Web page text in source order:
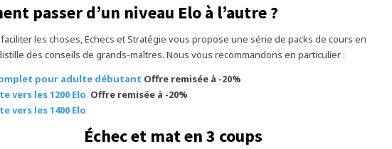
passer d’un niveau Elo à l’autre ?
les choses, Echecs et Stratégie vous propose une série de packs de cours en
des conseils de grands-maîtres. Nous vous recommandons en particulier :
pour adulte débutant Offre remisée à -20%
vers les 1200 Elo Offre remisée à -20%
vers les 1400 Elo
Échec et mat en 3 coups